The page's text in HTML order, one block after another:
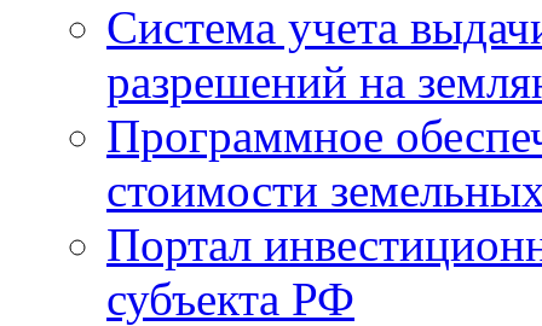
Система учета
разрешений на
Программное
стоимости
Портал
субъекта РФ